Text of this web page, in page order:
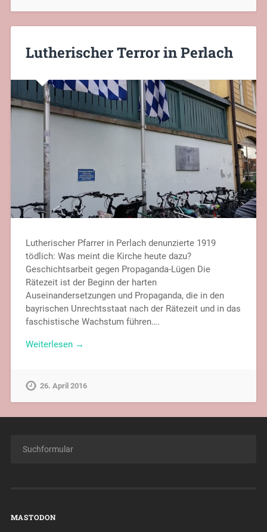
Lutherischer Terror in Perlach
Lutherischer Pfarrer in Perlach denunzierte 1919
tödlich: Was meint die Kirche heute dazu?
Geschichtsarbeit gegen Propaganda-Lügen Die
Rätezeit ist der Beginn der harten
Auseinandersetzungen und Propaganda, die in den
bayrischen Unrechtsstaat nach der Rätezeit und in das
faschistische Wachstum führen….
Weiterlesen →
26. April 2016
MASTODON